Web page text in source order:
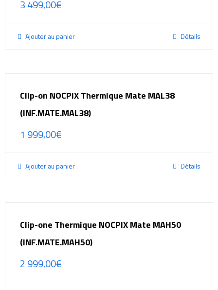
3 499,00€
Ajouter au panier Détails
Clip-on NOCPIX Thermique Mate MAL38
(INF.MATE.MAL38)
1 999,00€
Ajouter au panier Détails
Clip-one Thermique NOCPIX Mate MAH50
(INF.MATE.MAH50)
2 999,00€